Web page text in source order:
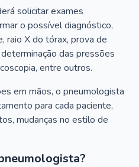
solicitar exames
o possível diagnóstico,
raio X do tórax, prova de
das pressões
entre outros.
em mãos, o pneumologista
para cada paciente,
mudanças no estilo de